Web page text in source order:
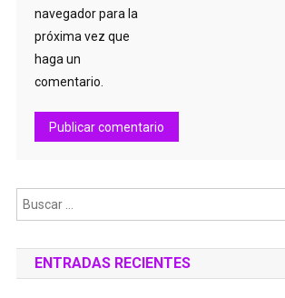
navegador para la
próxima vez que
haga un
comentario.
ENTRADAS RECIENTES